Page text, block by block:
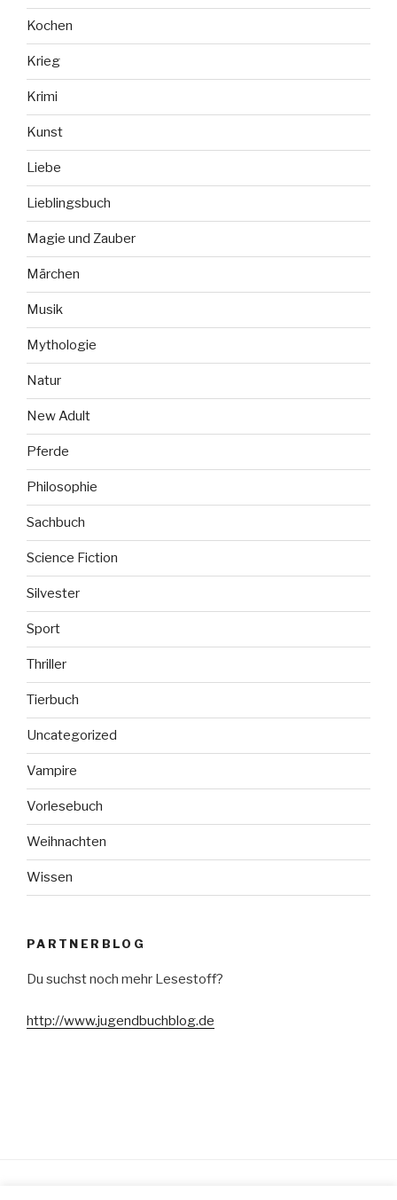
Kochen
Krieg
Krimi
Kunst
Liebe
Lieblingsbuch
Magie und Zauber
Märchen
Musik
Mythologie
Natur
New Adult
Pferde
Philosophie
Sachbuch
Science Fiction
Silvester
Sport
Thriller
Tierbuch
Uncategorized
Vampire
Vorlesebuch
Weihnachten
Wissen
PARTNERBLOG
Du suchst noch mehr Lesestoff?
http://www.jugendbuchblog.de